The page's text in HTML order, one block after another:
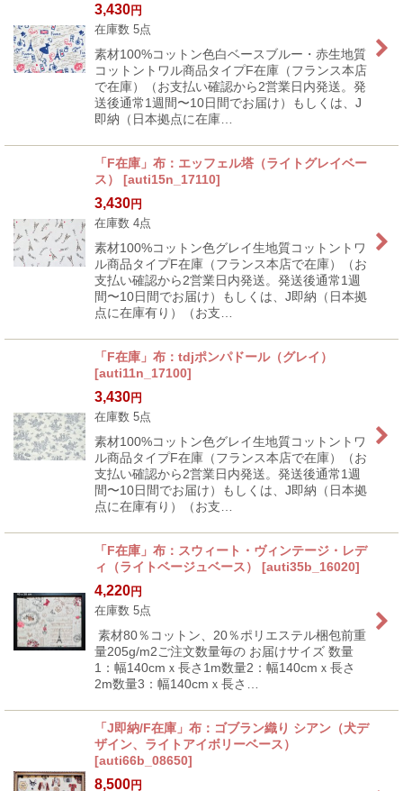
3,430円
在庫数 5点
素材100%コットン色白ベースブルー・赤生地質
コットントワル商品タイプF在庫（フランス本店
で在庫）（お支払い確認から2営業日内発送。発
送後通常1週間〜10日間でお届け）もしくは、J
即納（日本拠点に在庫…
「F在庫」布：エッフェル塔（ライトグレイベー
ス）
[auti15n_17110]
3,430円
在庫数 4点
素材100%コットン色グレイ生地質コットントワ
ル商品タイプF在庫（フランス本店で在庫）（お
支払い確認から2営業日内発送。発送後通常1週
間〜10日間でお届け）もしくは、J即納（日本拠
点に在庫有り）（お支…
「F在庫」布：tdjポンパドール（グレイ）
[auti11n_17100]
3,430円
在庫数 5点
素材100%コットン色グレイ生地質コットントワ
ル商品タイプF在庫（フランス本店で在庫）（お
支払い確認から2営業日内発送。発送後通常1週
間〜10日間でお届け）もしくは、J即納（日本拠
点に在庫有り）（お支…
「F在庫」布：スウィート・ヴィンテージ・レデ
ィ（ライトベージュベース）
[auti35b_16020]
4,220円
在庫数 5点
素材80％コットン、20％ポリエステル梱包前重
量205g/m2ご注文数量毎の お届けサイズ 数量
1：幅140cmｘ長さ1m数量2：幅140cmｘ長さ
2m数量3：幅140cmｘ長さ…
「J即納/F在庫」布：ゴブラン織り シアン（犬デ
ザイン、ライトアイボリーベース）
[auti66b_08650]
8,500円